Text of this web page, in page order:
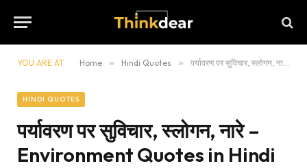
YOU ARE AT: Home » Hindi Quotes » पर्यावरण पर सुविचार, स्लोगन, नारे – Environment Quotes in Hindi
HINDI QUOTES
पर्यावरण पर सुविचार, स्लोगन, नारे –
Environment Quotes in Hindi